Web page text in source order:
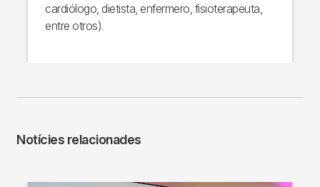
cardiólogo, dietista, enfermero, fisioterapeuta,
entre otros).
Notícies relacionades